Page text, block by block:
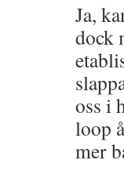
Ja,
dock
oss i
loop
mer